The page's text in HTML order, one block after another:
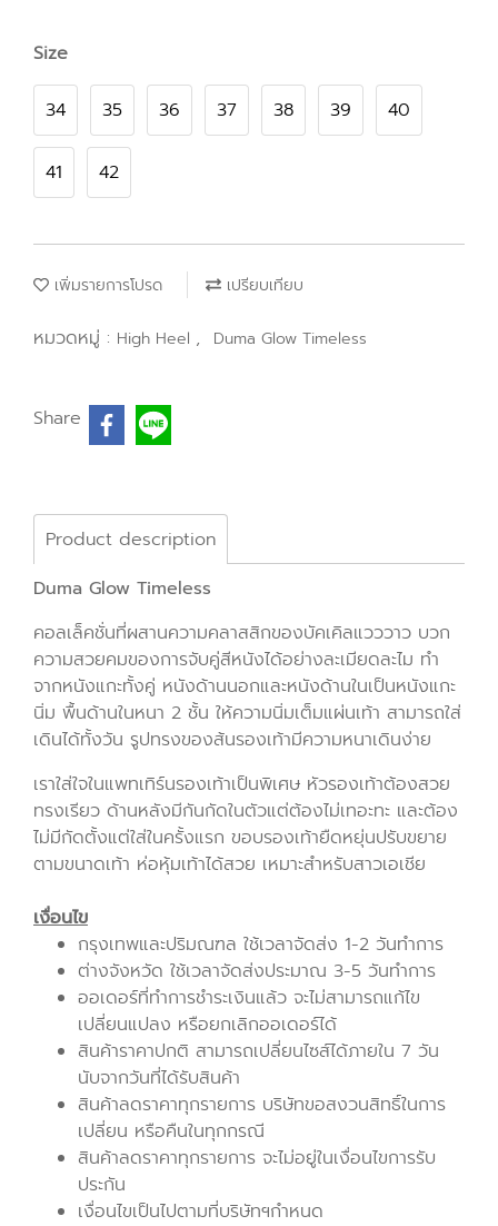
Size
34 35 36 37 38 39 40
41 42
เพิ่มรายการโปรด เปรียบเทียบ
หมวดหมู่ : High Heel , Duma Glow Timeless
Share
Product description
Duma Glow Timeless
คอลเล็คชั่นที่ผสานความคลาสสิกของบัคเคิลแวววาว บวก
ความสวยคมของการจับคู่สีหนังได้อย่างละเมียดละไม ทำ
จากหนังแกะทั้งคู่ หนังด้านนอกและหนังด้านในเป็นหนังแกะ
นิ่ม พื้นด้านในหนา 2 ชั้น ให้ความนิ่มเต็มแผ่นเท้า สามารถใส่
เดินได้ทั้งวัน รูปทรงของส้นรองเท้ามีความหนาเดินง่าย
เราใส่ใจในแพทเทิร์นรองเท้าเป็นพิเศษ หัวรองเท้าต้องสวย
ทรงเรียว ด้านหลังมีกันกัดในตัวแต่ต้องไม่เทอะทะ และต้อง
ไม่มีกัดตั้งแต่ใส่ในครั้งแรก ขอบรองเท้ายืดหยุ่นปรับขยาย
ตามขนาดเท้า ห่อหุ้มเท้าได้สวย เหมาะสำหรับสาวเอเชีย
เงื่อนไข
กรุงเทพและปริมณฑล ใช้เวลาจัดส่ง 1-2 วันทำการ
ต่างจังหวัด ใช้เวลาจัดส่งประมาณ 3-5 วันทำการ
ออเดอร์ที่ทำการชำระเงินแล้ว จะไม่สามารถแก้ไข
เปลี่ยนแปลง หรือยกเลิกออเดอร์ได้
สินค้าราคาปกติ สามารถเปลี่ยนไซส์ได้ภายใน 7 วัน
นับจากวันที่ได้รับสินค้า
สินค้าลดราคาทุกรายการ บริษัทขอสงวนสิทธิ์ในการ
เปลี่ยน หรือคืนในทุกกรณี
สินค้าลดราคาทุกรายการ จะไม่อยู่ในเงื่อนไขการรับ
ประกัน
เงื่อนไขเป็นไปตามที่บริษัทฯกำหนด